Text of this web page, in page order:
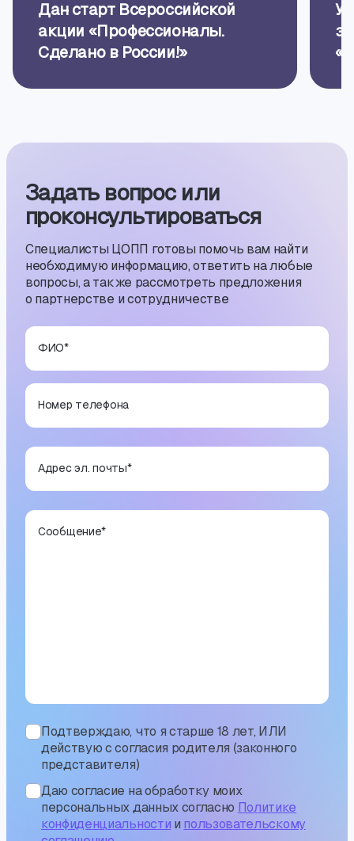
Дан старт Всероссийской
акции «Профессионалы.
Сделано в России!»
Задать вопрос или
проконсуль­тиро­ваться
Специалисты ЦОПП готовы помочь вам найти
необходимую информацию, ответить на любые
вопросы, а также рассмотреть предложения
о партнерстве и сотрудничестве
ФИО*
Номер телефона
Адрес эл. почты*
Сообщение*
Подтверждаю, что я старше 18 лет, ИЛИ
действую с согласия родителя (законного
представителя)
Даю согласие на обработку моих
персональных данных согласно Политике
конфиденциальности и пользовательскому